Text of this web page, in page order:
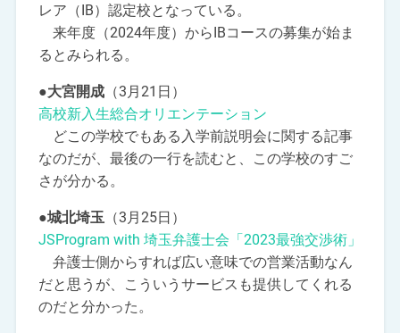
レア（IB）認定校となっている。
来年度（2024年度）からIBコースの募集が始ま
るとみられる。
●大宮開成（3月21日）
高校新入生総合オリエンテーション
どこの学校でもある入学前説明会に関する記事
なのだが、最後の一行を読むと、この学校のすご
さが分かる。
●城北埼玉（3月25日）
JSProgram with 埼玉弁護士会「2023最強交渉術」
弁護士側からすれば広い意味での営業活動なん
だと思うが、こういうサービスも提供してくれる
のだと分かった。